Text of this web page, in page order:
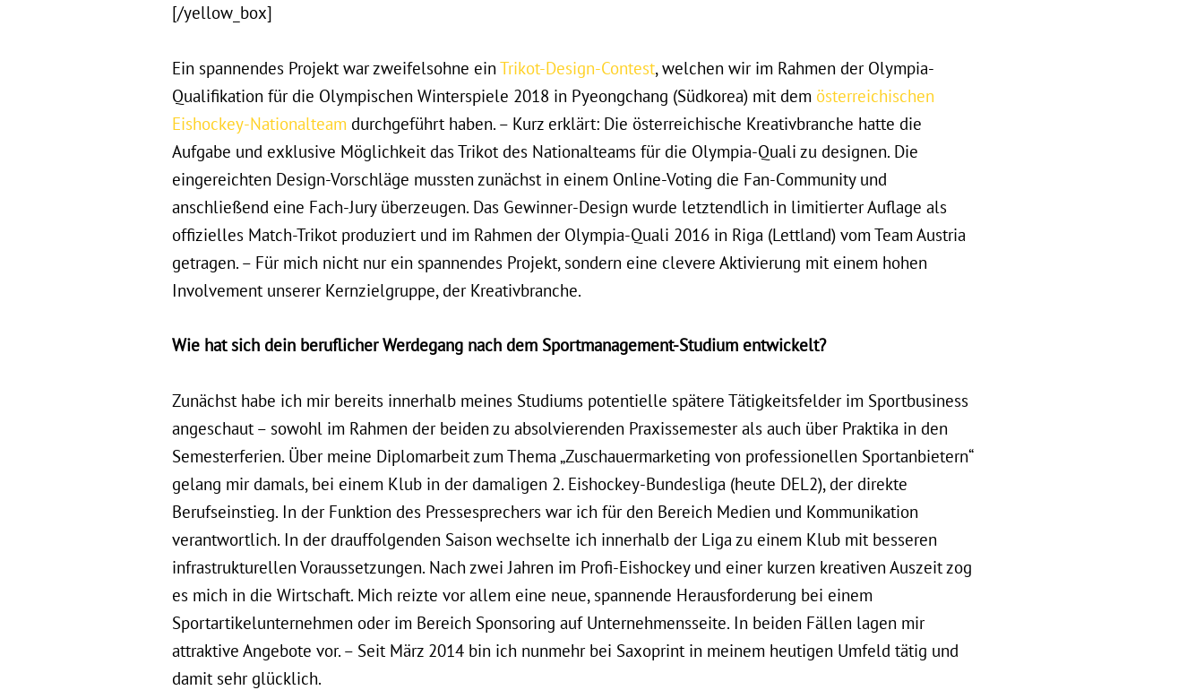
[/yellow_box]
Ein spannendes Projekt war zweifelsohne ein Trikot-Design-Contest, welchen wir im Rahmen der Olympia-
Qualifikation für die Olympischen Winterspiele 2018 in Pyeongchang (Südkorea) mit dem österreichischen
Eishockey-Nationalteam durchgeführt haben. – Kurz erklärt: Die österreichische Kreativbranche hatte die
Aufgabe und exklusive Möglichkeit das Trikot des Nationalteams für die Olympia-Quali zu designen. Die
eingereichten Design-Vorschläge mussten zunächst in einem Online-Voting die Fan-Community und
anschließend eine Fach-Jury überzeugen. Das Gewinner-Design wurde letztendlich in limitierter Auflage als
offizielles Match-Trikot produziert und im Rahmen der Olympia-Quali 2016 in Riga (Lettland) vom Team Austria
getragen. – Für mich nicht nur ein spannendes Projekt, sondern eine clevere Aktivierung mit einem hohen
Involvement unserer Kernzielgruppe, der Kreativbranche.
Wie hat sich dein beruflicher Werdegang nach dem Sportmanagement-Studium entwickelt?
Zunächst habe ich mir bereits innerhalb meines Studiums potentielle spätere Tätigkeitsfelder im Sportbusiness
angeschaut – sowohl im Rahmen der beiden zu absolvierenden Praxissemester als auch über Praktika in den
Semesterferien. Über meine Diplomarbeit zum Thema „Zuschauermarketing von professionellen Sportanbietern“
gelang mir damals, bei einem Klub in der damaligen 2. Eishockey-Bundesliga (heute DEL2), der direkte
Berufseinstieg. In der Funktion des Pressesprechers war ich für den Bereich Medien und Kommunikation
verantwortlich. In der drauffolgenden Saison wechselte ich innerhalb der Liga zu einem Klub mit besseren
infrastrukturellen Voraussetzungen. Nach zwei Jahren im Profi-Eishockey und einer kurzen kreativen Auszeit zog
es mich in die Wirtschaft. Mich reizte vor allem eine neue, spannende Herausforderung bei einem
Sportartikelunternehmen oder im Bereich Sponsoring auf Unternehmensseite. In beiden Fällen lagen mir
attraktive Angebote vor. – Seit März 2014 bin ich nunmehr bei Saxoprint in meinem heutigen Umfeld tätig und
damit sehr glücklich.